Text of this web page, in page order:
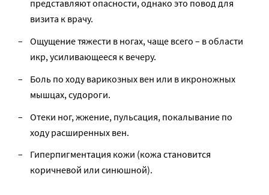
представляют опасности, однако это повод для
визита к врачу.
Ощущение тяжести в ногах, чаще всего – в области
икр, усиливающееся к вечеру.
Боль по ходу варикозных вен или в икроножных
мышцах, судороги.
Отеки ног, жжение, пульсация, покалывание по
ходу расширенных вен.
Гиперпигментация кожи (кожа становится
коричневой или синюшной).